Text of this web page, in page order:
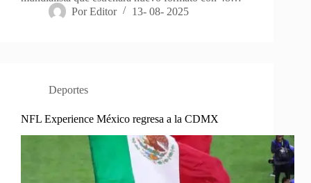
Por Editor 13- 08- 2025
Deportes
NFL Experience México regresa a la CDMX